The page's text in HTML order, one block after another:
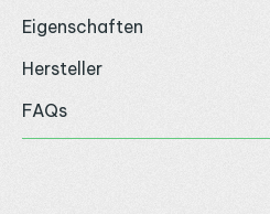
Eigenschaften
Hersteller
FAQs